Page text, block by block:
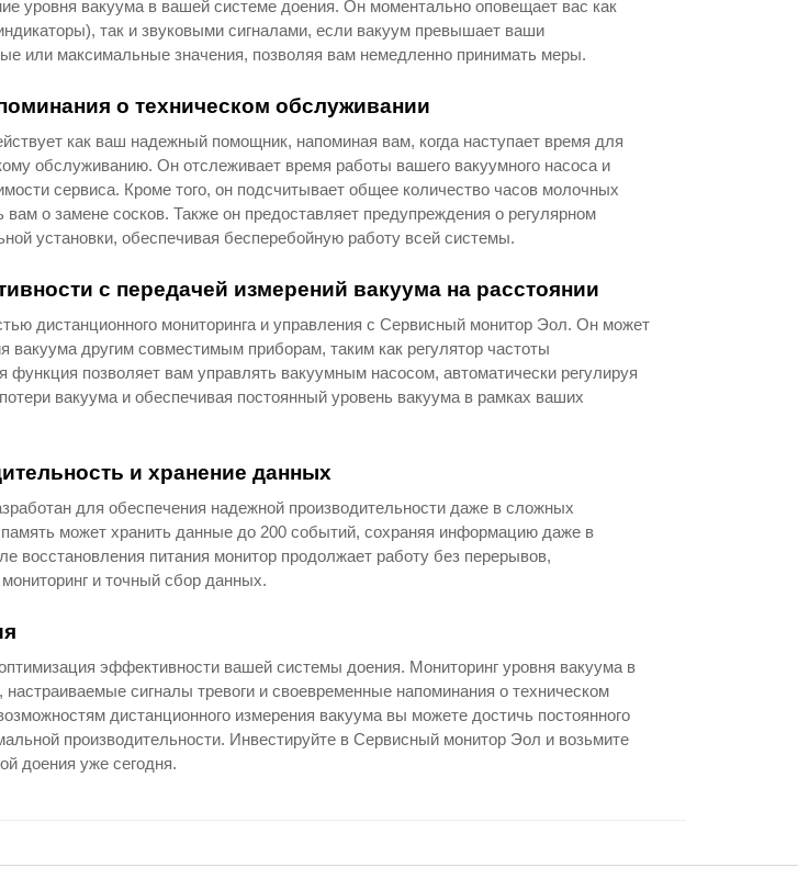
уровня вакуума в вашей системе доения. Он моментально оповещает вас как
так и звуковыми сигналами, если вакуум превышает ваши
или максимальные значения, позволяя вам немедленно принимать меры.
о техническом обслуживании
как ваш надежный помощник, напоминая вам, когда наступает время для
обслуживанию. Он отслеживает время работы вашего вакуумного насоса и
сервиса. Кроме того, он подсчитывает общее количество часов молочных
о замене сосков. Также он предоставляет предупреждения о регулярном
установки, обеспечивая бесперебойную работу всей системы.
с передачей измерений вакуума на расстоянии
дистанционного мониторинга и управления с Сервисный монитор Эол. Он может
вакуума другим совместимым приборам, таким как регулятор частоты
функция позволяет вам управлять вакуумным насосом, автоматически регулируя
вакуума и обеспечивая постоянный уровень вакуума в рамках ваших
и хранение данных
для обеспечения надежной производительности даже в сложных
память может хранить данные до 200 событий, сохраняя информацию даже в
восстановления питания монитор продолжает работу без перерывов,
и точный сбор данных.
эффективности вашей системы доения. Мониторинг уровня вакуума в
сигналы тревоги и своевременные напоминания о техническом
дистанционного измерения вакуума вы можете достичь постоянного
производительности. Инвестируйте в Сервисный монитор Эол и возьмите
доения уже сегодня.